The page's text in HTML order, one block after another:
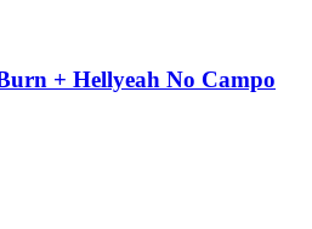
+ Hellyeah No Campo